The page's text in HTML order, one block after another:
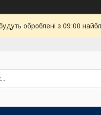
оброблені з 09:00